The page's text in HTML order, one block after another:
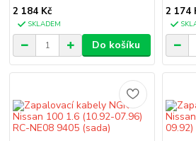
2 184 Kč
SKLADEM
Do košíku
2 174